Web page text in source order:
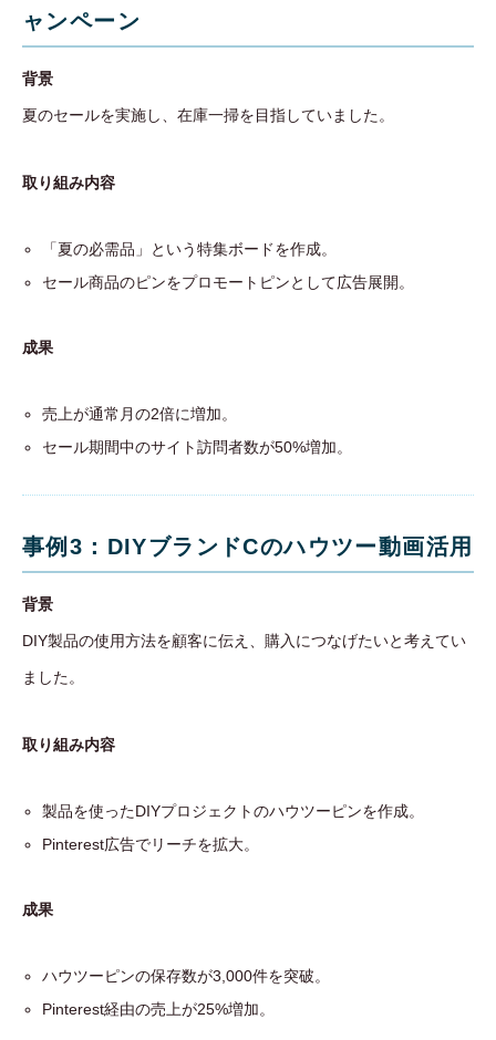
ャンペーン
背景
夏のセールを実施し、在庫一掃を目指していました。
取り組み内容
「夏の必需品」という特集ボードを作成。
セール商品のピンをプロモートピンとして広告展開。
成果
売上が通常月の2倍に増加。
セール期間中のサイト訪問者数が50%増加。
事例3：DIYブランドCのハウツー動画活用
背景
DIY製品の使用方法を顧客に伝え、購入につなげたいと考えてい
ました。
取り組み内容
製品を使ったDIYプロジェクトのハウツーピンを作成。
Pinterest広告でリーチを拡大。
成果
ハウツーピンの保存数が3,000件を突破。
Pinterest経由の売上が25%増加。